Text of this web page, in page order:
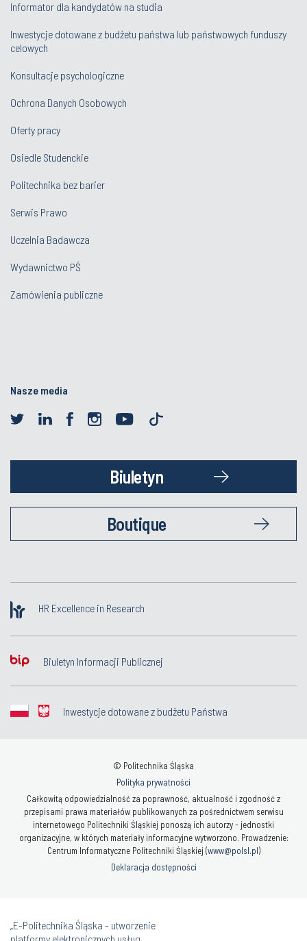
Informator dla kandydatów na studia
Inwestycje dotowane z budżetu państwa lub państwowych funduszy
celowych
Konsultacje psychologiczne
Ochrona Danych Osobowych
Oferty pracy
Osiedle Studenckie
Politechnika bez barier
Serwis Prawo
Uczelnia Badawcza
Wydawnictwo PŚ
Zamówienia publiczne
Nasze media
Biuletyn
Boutique
HR Excellence in Research
Biuletyn Informacji Publicznej
Inwestycje dotowane z budżetu Państwa
© Politechnika Śląska
Polityka prywatności
Całkowitą odpowiedzialność za poprawność, aktualność i zgodność z
przepisami prawa materiałów publikowanych za pośrednictwem serwisu
internetowego Politechniki Śląskiej ponoszą ich autorzy - jednostki
organizacyjne, w których materiały informacyjne wytworzono. Prowadzenie:
Centrum Informatyczne Politechniki Śląskiej (www@polsl.pl)
Deklaracja dostępności
„E-Politechnika Śląska - utworzenie